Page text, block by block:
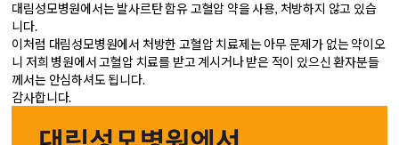
대림성모병원에서는 발사르탄 함유 고혈압 약을 사용, 처방하지 않고 있습
니다.
이처럼 대림성모병원에서 처방한 고혈압 치료제는 아무 문제가 없는 약이오
니 저희 병원에서 고혈압 치료를 받고 계시거나 받은 적이 있으신 환자분들
께서는 안심하셔도 됩니다.
감사합니다.